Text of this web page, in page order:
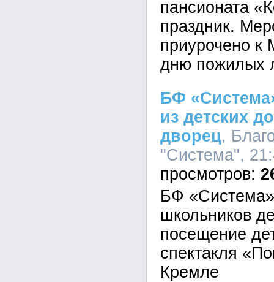
пансионата
праздник.
приурочено к
дню пожилых
БФ
из детских
дворец,
"Система",
БФ
школьников
посещение
спектакля
Кремле